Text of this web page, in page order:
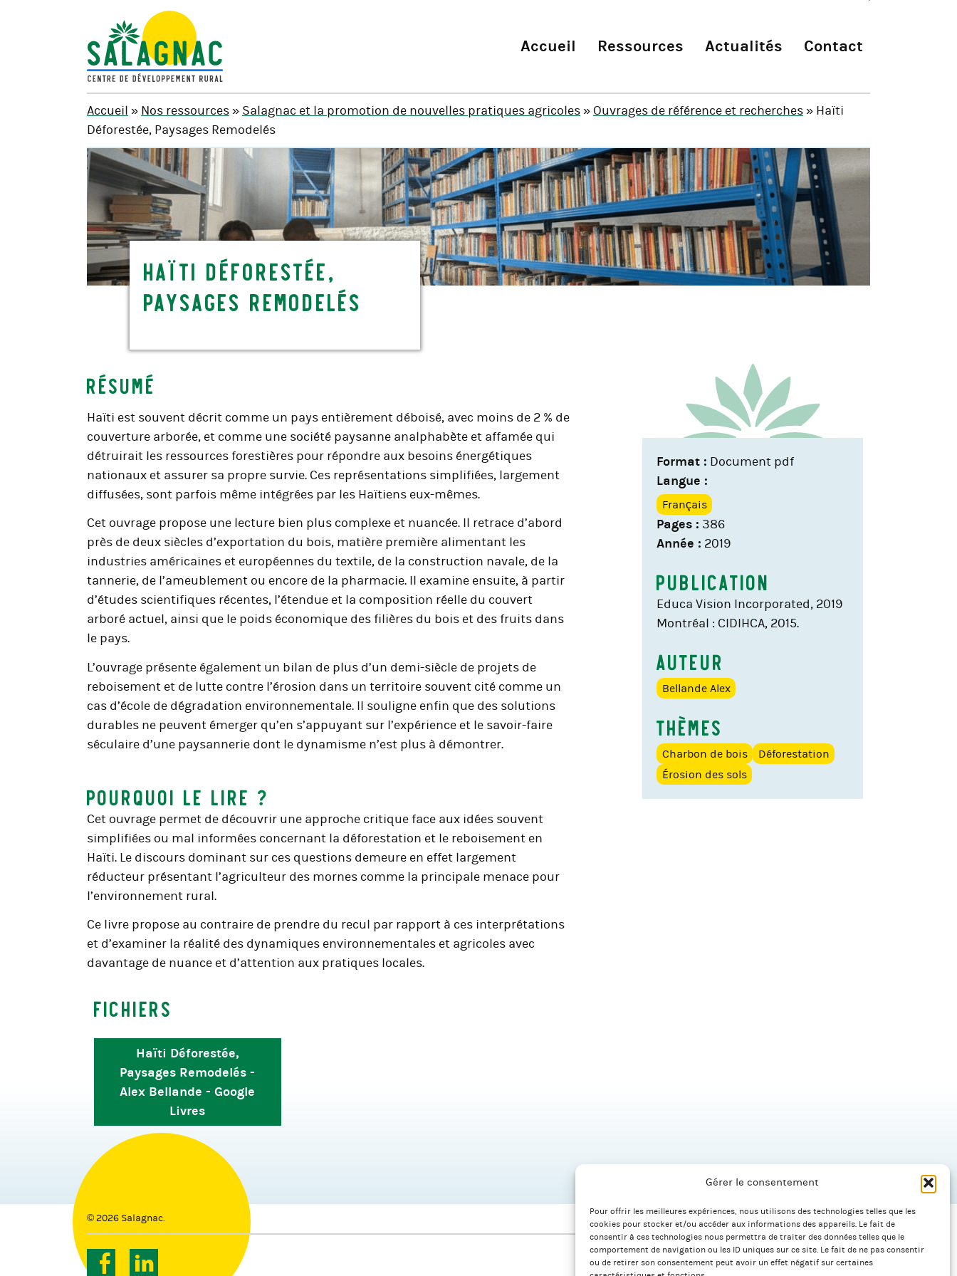
Gérer le consentement
Pour offrir les meilleures expériences, nous utilisons des technologies telles que les
cookies pour stocker et/ou accéder aux informations des appareils. Le fait de
consentir à ces technologies nous permettra de traiter des données telles que le
comportement de navigation ou les ID uniques sur ce site. Le fait de ne pas consentir
ou de retirer son consentement peut avoir un effet négatif sur certaines
SALAGNAC
Accueil Ressources Actualités Contact
Accueil » Nos ressources» Salagnac et la promotion de nouvelles pratiques agricoles» Ouvrages de référence et recherches» Haïti
Déforestée, Paysages Remodelés
Haïti Déforestée,
Paysages Remodelés
Résumé
Haïti est souvent décrit comme un pays entièrement déboisé, avec moins de 2 % de
couverture arborée, et comme une société paysanne analphabète et affamée qui
détruirait les ressources forestières pour répondre aux besoins énergétiques
nationaux et assurer sa propre survie. Ces représentations simplifiées, largement
diffusées, sont parfois même intégrées par les Haïtiens eux-mêmes.
Cet ouvrage propose une lecture bien plus complexe et nuancée. Il retrace d’abord
près de deux siècles d’exportation du bois, matière première alimentant les
industries américaines et européennes du textile, de la construction navale, de la
tannerie, de l’ameublement ou encore de la pharmacie. Il examine ensuite, à partir
d’études scientifiques récentes, l’étendue et la composition réelle du couvert
arboré actuel, ainsi que le poids économique des filières du bois et des fruits dans
le pays.
L’ouvrage présente également un bilan de plus d’un demi-siècle de projets de
reboisement et de lutte contre l’érosion dans un territoire souvent cité comme un
cas d’école de dégradation environnementale. Il souligne enfin que des solutions
durables ne peuvent émerger qu’en s’appuyant sur l’expérience et le savoir-faire
séculaire d’une paysannerie dont le dynamisme n’est plus à démontrer.
Pourquoi le lire ?
Cet ouvrage permet de découvrir une approche critique face aux idées souvent
simplifiées ou mal informées concernant la déforestation et le reboisement en
Haïti. Le discours dominant sur ces questions demeure en effet largement
réducteur présentant l’agriculteur des mornes comme la principale menace pour
l’environnement rural.
Ce livre propose au contraire de prendre du recul par rapport à ces interprétations
et d’examiner la réalité des dynamiques environnementales et agricoles avec
davantage de nuance et d’attention aux pratiques locales.
Format : Document pdf
Langue :
Français
Pages : 386
Année : 2019
Publication
Educa Vision Incorporated, 2019
Montréal : CIDIHCA, 2015.
Auteur
Bellande Alex
Thèmes
Charbon de bois
Déforestation
Érosion des sols
Fichiers
Haïti Déforestée,
Paysages Remodelés -
Alex Bellande - Google
Livres
© 2026 Salagnac.
Facebook Plan du site